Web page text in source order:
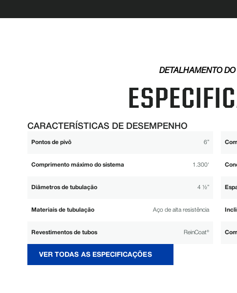
DETALHAMENTO DO
CARACTERÍSTICAS DE DESEMPENHO
Pontos de pivô 6”
Comprimento máximo do sistema 1.300'
Diâmetros de tubulação 4 ½”
Materiais de tubulação Aço de alta resistência
Revestimentos de tubos ReinCoat®
Engrenagens de roda
VER TODAS AS ESPECIFICAÇÕES